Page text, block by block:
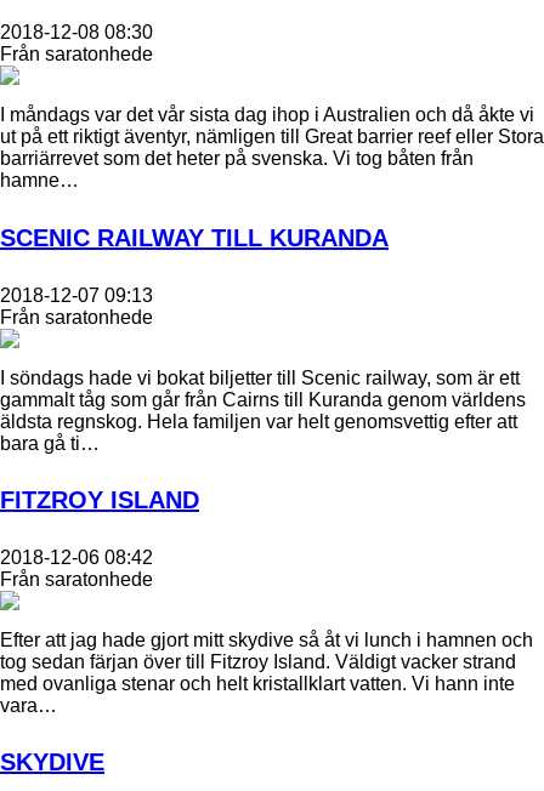
2018-12-08 08:30
Från saratonhede
I måndags var det vår sista dag ihop i Australien och då åkte vi
ut på ett riktigt äventyr, nämligen till Great barrier reef eller Stora
barriärrevet som det heter på svenska. Vi tog båten från
hamne…
SCENIC RAILWAY TILL KURANDA
2018-12-07 09:13
Från saratonhede
I söndags hade vi bokat biljetter till Scenic railway, som är ett
gammalt tåg som går från Cairns till Kuranda genom världens
äldsta regnskog. Hela familjen var helt genomsvettig efter att
bara gå ti…
FITZROY ISLAND
2018-12-06 08:42
Från saratonhede
Efter att jag hade gjort mitt skydive så åt vi lunch i hamnen och
tog sedan färjan över till Fitzroy Island. Väldigt vacker strand
med ovanliga stenar och helt kristallklart vatten. Vi hann inte
vara…
SKYDIVE